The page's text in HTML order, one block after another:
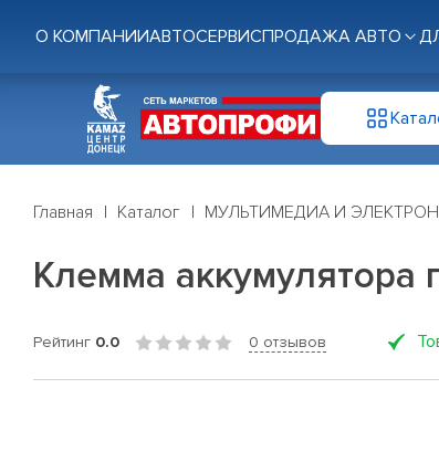
О КОМПАНИИАВТОСЕРВИСПРОДАЖА АВТО
Главная Каталог МУЛЬТИМЕДИА И
Клемма аккумулятора
Рейтинг 0.0 0 отзывов